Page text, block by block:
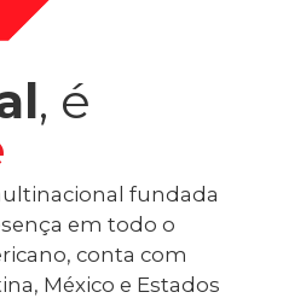
, é
fundada
em todo o
conta com
México e Estados